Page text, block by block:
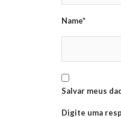
Name*
Salvar meus
Digite uma